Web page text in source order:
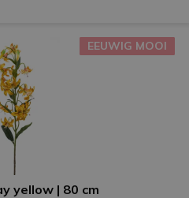
yellow | 80 cm
EEUWIG MOOI
EEUWIG MOOI